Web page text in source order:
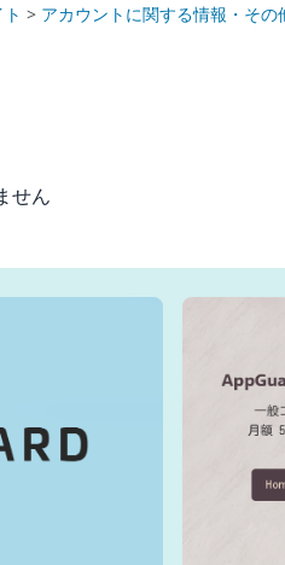
> アカウントに関する情報・その
せん